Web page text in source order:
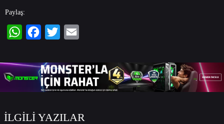
Paylaş:
İLGİLİ YAZILAR